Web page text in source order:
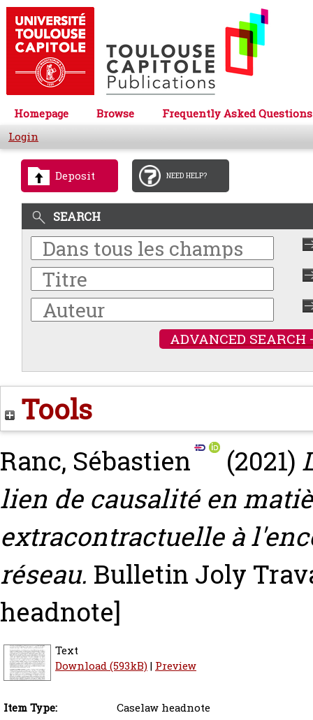
Homepage Browse
Frequently Asked Questions
Login
Deposit NEED HELP?
SEARCH
ADVANCED SEARCH
Tools
Ranc, Sébastien (2021)
lien de causalité en
extracontractuelle à
réseau. Bulletin Joly
headnote]
Text
Download (593kB)| Preview
Item Type:
Caselaw headnote